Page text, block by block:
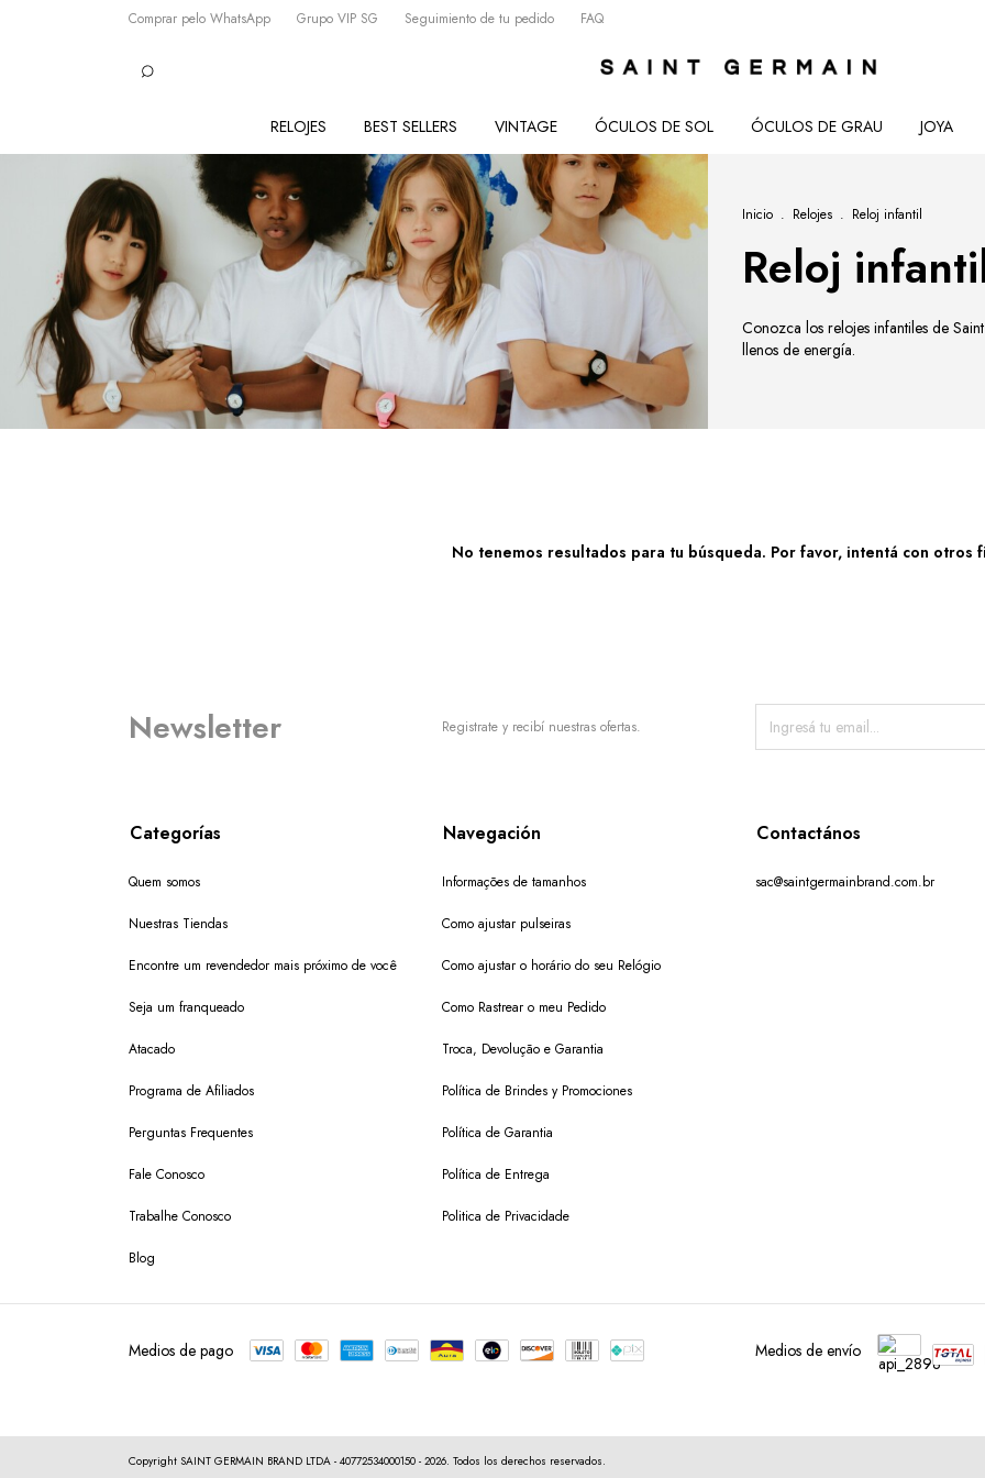
Comprar pelo WhatsApp Grupo VIP SG Seguimiento de tu pedido FAQ
RELOJES BEST SELLERS VINTAGE ÓCULOS DE SOL ÓCULOS DE GRAU JOYA
Inicio . Relojes . Reloj infantil
Reloj
Conozca los relojes infantiles de
llenos de energía.
No tenemos resultados para tu búsqueda. Por favor, intentá con otros
Newsletter Registrate y recibí nuestras ofertas.
Categorías
Quem somos
Nuestras Tiendas
Encontre um revendedor mais próximo de você
Seja um franqueado
Atacado
Programa de Afiliados
Perguntas Frequentes
Fale Conosco
Trabalhe Conosco
Blog
Navegación
Informações de tamanhos
Como ajustar pulseiras
Como ajustar o horário do seu Relógio
Como Rastrear o meu Pedido
Troca, Devolução e Garantia
Política de Brindes y Promociones
Política de Garantia
Política de Entrega
Politica de Privacidade
Contactános
sac@saintgermainbrand.com.br
Medios de pago Medios de envío
Copyright SAINT GERMAIN BRAND LTDA - 40772534000150 - 2026. Todos los derechos reservados.